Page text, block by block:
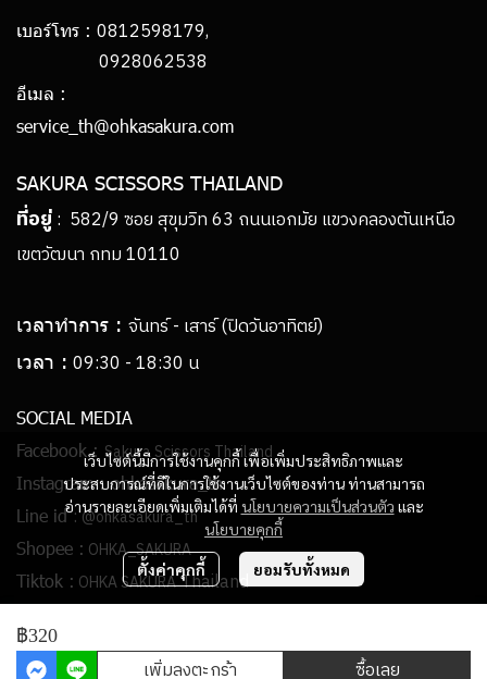
฿320
เพิ่มลงตะกร้า ซื้อเลย
เว็บไซต์นี้มีการใช้งานคุกกี้ เพื่อเพิ่มประสิทธิภาพและ
ประสบการณ์ที่ดีในการใช้งานเว็บไซต์ของท่าน ท่านสามารถ
อ่านรายละเอียดเพิ่มเติมได้ที่ นโยบายความเป็นส่วนตัว และ
นโยบายคุกกี้
ตั้งค่าคุกกี้ ยอมรับทั้งหมด
เบอร์โทร : 0812598179,
0928062538
อีเมล :
service_th@ohkasakura.com
SAKURA SCISSORS THAILAND
ที่อยู่: 582/9 ซอย สุขุมวิท 63 ถนนเอกมัย แขวงคลองตันเหนือ
เขตวัฒนา กทม 10110
เวลาทำการ : จันทร์ - เสาร์ (ปิดวันอาทิตย์)
เวลา : 09:30 - 18:30 น
SOCIAL MEDIA
Facebook : Sakura Scissors Thailand
Instagram :ohkasakura_th
Line id:@ohkasakura_th
Shopee : OHKA_SAKURA
Tiktok : OHKA SAKURAThailand
Copyright | All Rights Reserved | Powered by ohkasakura-th.com